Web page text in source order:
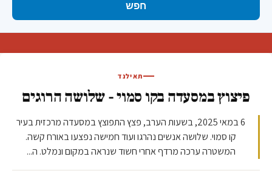
חפש
תאילנד
פיצוץ במסעדה בקו סמוי - שלושה הרוגים
6 במאי 2025, בשעות הערב, פצץ התפוצץ במסעדה מרכזית בעיר
קו סמוי. שלושה אנשים נהרגו ועוד חמישה נפצעו באורח קשה.
המשטרה ערכה מרדף אחרי חשוד שנראה במקום ונמלט. ה...